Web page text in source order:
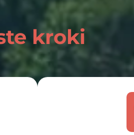
kroki